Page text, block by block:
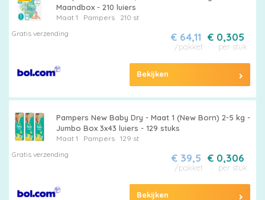
Maandbox - 210 luiers
Maat 1 Pampers
210 st
Gratis verzending
€ 0,305
per stuk
€ 64,11
/pakket
Bekijken
Pampers New Baby Dry - Maat 1 (New Born) 2-5 kg -
Jumbo Box 3x43 luiers - 129 stuks
Maat 1 Pampers
129 st
Gratis verzending
€ 0,306
per stuk
€ 39,5
/pakket
Bekijken